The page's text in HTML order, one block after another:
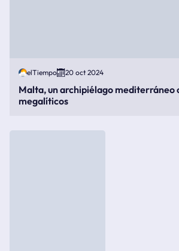
elTiempo 20 oct 2024
Malta, un archipiélago mediterráneo
megalíticos